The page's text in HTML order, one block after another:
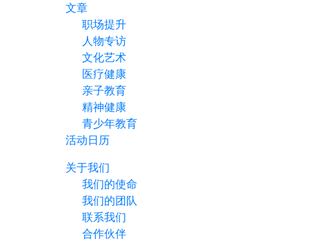
文章
职场提升
人物专访
文化艺术
医疗健康
亲子教育
精神健康
青少年教育
活动日历
关于我们
我们的使命
我们的团队
联系我们
合作伙伴